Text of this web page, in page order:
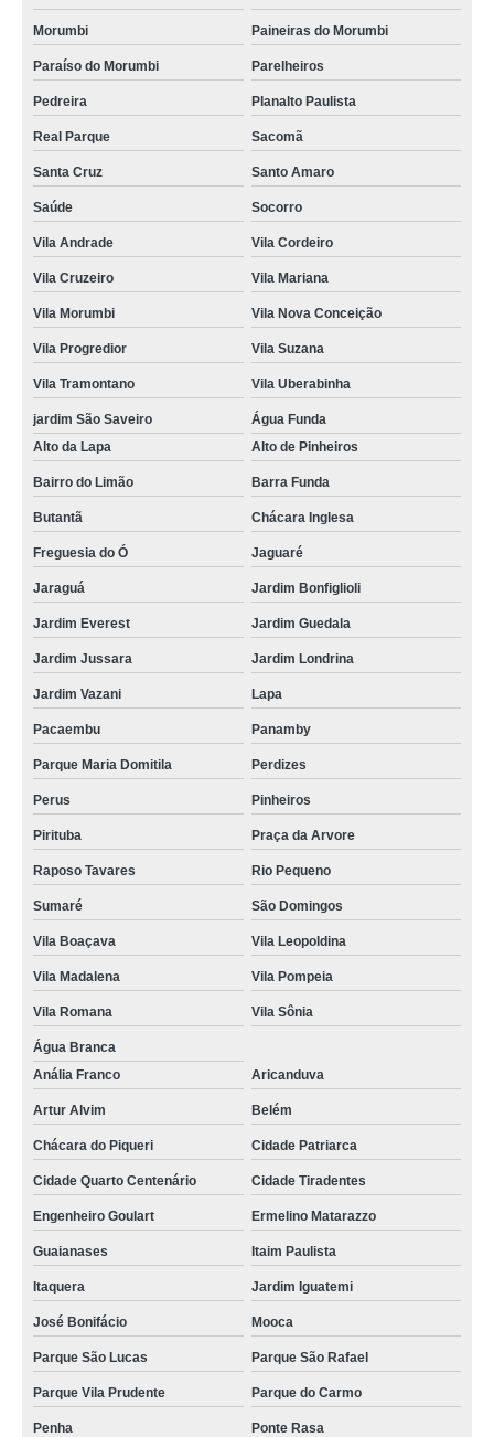
Morumbi Paineiras do Morumbi
Paraíso do Morumbi Parelheiros
Pedreira Planalto Paulista
Real Parque Sacomã
Santa Cruz Santo Amaro
Saúde Socorro
Vila Andrade Vila Cordeiro
Vila Cruzeiro Vila Mariana
Vila Morumbi Vila Nova Conceição
Vila Progredior Vila Suzana
Vila Tramontano Vila Uberabinha
jardim São Saveiro
Água Funda
Alto da Lapa
Alto de Pinheiros
Bairro do Limão Barra Funda
Butantã Chácara Inglesa
Freguesia do Ó Jaguaré
Jaraguá Jardim Bonfiglioli
Jardim Everest Jardim Guedala
Jardim Jussara Jardim Londrina
Jardim Vazani Lapa
Pacaembu Panamby
Parque Maria Domitila Perdizes
Perus Pinheiros
Pirituba Praça da Arvore
Raposo Tavares Rio Pequeno
Sumaré São Domingos
Vila Boaçava Vila Leopoldina
Vila Madalena Vila Pompeia
Vila Romana Vila Sônia
Água Branca
Anália Franco
Aricanduva
Artur Alvim Belém
Chácara do Piqueri Cidade Patriarca
Cidade Quarto Centenário Cidade Tiradentes
Engenheiro Goulart Ermelino Matarazzo
Guaianases Itaim Paulista
Itaquera Jardim Iguatemi
José Bonifácio Mooca
Parque São Lucas Parque São Rafael
Parque Vila Prudente Parque do Carmo
Penha Ponte Rasa